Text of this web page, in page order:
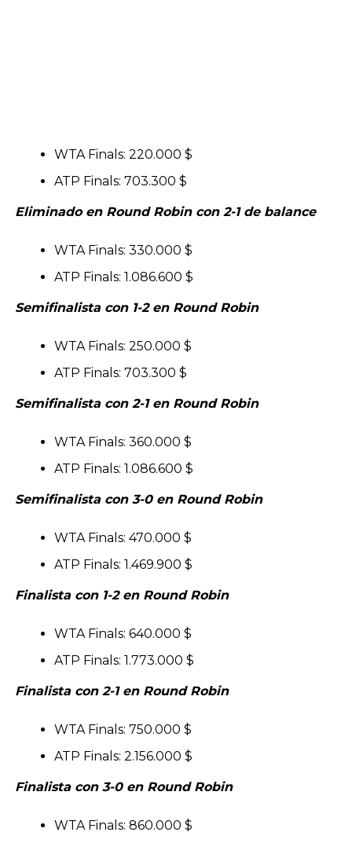
WTA Finals: 220.000 $
ATP Finals: 703.300 $
Eliminado en Round Robin con 2-1 de balance
WTA Finals: 330.000 $
ATP Finals: 1.086.600 $
Semifinalista con 1-2 en Round Robin
WTA Finals: 250.000 $
ATP Finals: 703.300 $
Semifinalista con 2-1 en Round Robin
WTA Finals: 360.000 $
ATP Finals: 1.086.600 $
Semifinalista con 3-0 en Round Robin
WTA Finals: 470.000 $
ATP Finals: 1.469.900 $
Finalista con 1-2 en Round Robin
WTA Finals: 640.000 $
ATP Finals: 1.773.000 $
Finalista con 2-1 en Round Robin
WTA Finals: 750.000 $
ATP Finals: 2.156.000 $
Finalista con 3-0 en Round Robin
WTA Finals: 860.000 $